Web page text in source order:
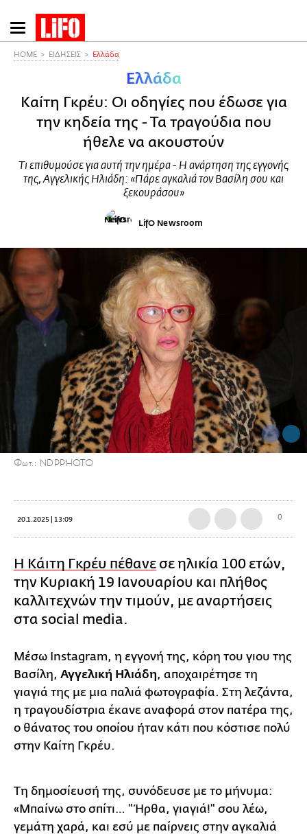
Παράκαμψη
προς
HOME ΕΙΔΗΣΕΙΣ Ελλάδα
Ελλάδα
Καίτη Γκρέυ: Οι οδηγίες που έδωσε για
την κηδεία της - Τα τραγούδια που
ήθελε να ακουστούν
Τι επιθυμούσε για αυτή την ημέρα - Η ανάρτηση της εγγονής
της, Αγγελικής Ηλιάδη: «Πάρε αγκαλιά τον Βασίλη σου και
ξεκουράσου»
LifO Newsroom
Φωτ.: NDPPHOTO
20.1.2025 | 13:09 0
Η Κάιτη Γκρέυ πέθανε σε ηλικία 100 ετών,
την Κυριακή 19 Ιανουαρίου και πλήθος
καλλιτεχνών την τιμούν, με αναρτήσεις
στα social media.
Μέσω Instagram, η εγγονή της, κόρη του γιου της
Βασίλη, Αγγελική Ηλιάδη, αποχαιρέτησε τη
γιαγιά της με μια παλιά φωτογραφία. Στη λεζάντα,
η τραγουδίστρια έκανε αναφορά στον πατέρα της,
ο θάνατος του οποίου ήταν κάτι που κόστισε πολύ
στην Καίτη Γκρέυ.
Τη δημοσίευσή της, συνόδευσε με το μήνυμα:
«Μπαίνω στο σπίτι… "Ήρθα, γιαγιά!" σου λέω,
γεμάτη χαρά, και εσύ με παίρνεις στην αγκαλιά